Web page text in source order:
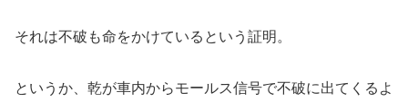
それは不破も命をかけているという証明。
というか、乾が車内からモールス信号で不破に出てくるよ